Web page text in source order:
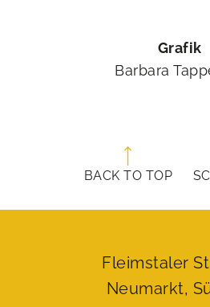
Grafik
Barbara
BACK TO TOP
Fleimstaler
Neumarkt,